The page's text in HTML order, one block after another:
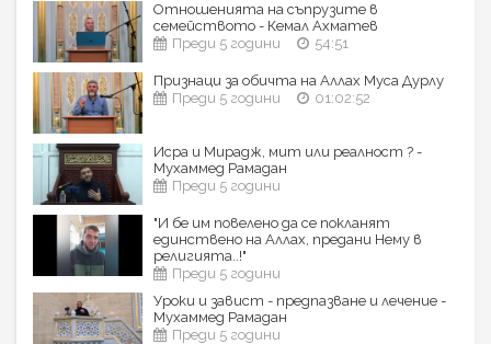
Отношенията на съпрузите в
семейството - Кемал Ахматев
Преди 5 години
54:51
Признаци за обичта на Аллах Муса Дурлу
Преди 5 години
01:02:52
Исра и Мирадж, мит или реалност ? -
Мухаммед Рамадан
Преди 5 години
"И бе им повелено да се покланят
единствено на Аллах, предани Нему в
религията..!"
Преди 5 години
Уроки и завист - предпазване и лечение -
Мухаммед Рамадан
Преди 5 години